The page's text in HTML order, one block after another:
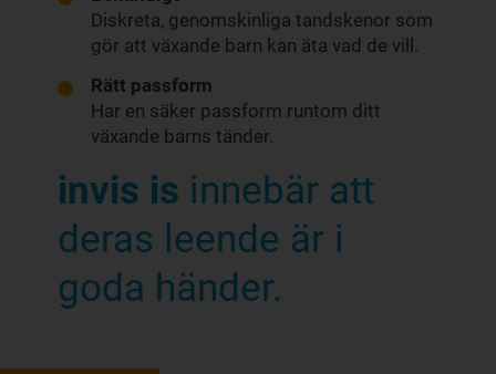
Diskreta, genomskinliga tandskenor som
gör att växande barn kan äta vad de vill.
Rätt passform
Har en säker passform runtom ditt
växande barns tänder.
invis is innebär att
deras leende är i
goda händer.